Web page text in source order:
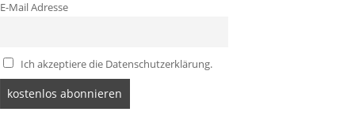
E-Mail Adresse
Ich akzeptiere die Datenschutzerklärung.